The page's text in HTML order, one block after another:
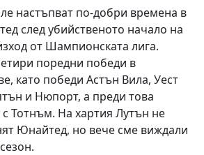
настъпват по-добри времена в
след убийственото начало на
от Шампионската лига.
поредни победи в
като победи Астън Вила, Уест
и Нюпорт, а преди това
с Тотнъм. На хартия Лутън не
Юнайтед, но вече сме виждали